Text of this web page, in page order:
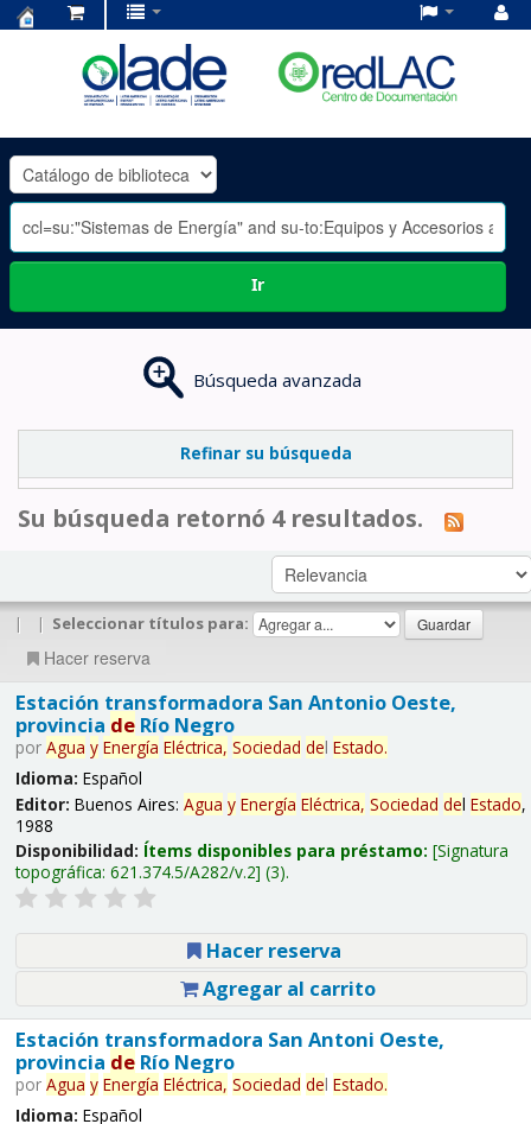
OLADE
-
Ir
Búsqueda avanzada
Refinar su búsqueda
Su búsqueda retornó 4 resultados.
| | Seleccionar títulos para:
Hacer reserva
Estación transformadora San Antonio Oeste,
provincia deRío Negro
por Agua y Energía Eléctrica, Sociedad del Estado.
Idioma: Español
Editor: Buenos Aires: Agua y Energía Eléctrica, Sociedad del Estado,
1988
Disponibilidad: Ítems disponibles para préstamo: Signatura
topográfica: 621.374.5/A282/v.2 (3).
Hacer reserva
Agregar al carrito
Estación transformadora San Antoni Oeste,
provincia deRío Negro
por Agua y Energía Eléctrica, Sociedad del Estado.
Idioma: Español